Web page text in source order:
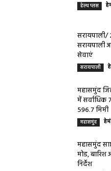
हेल्थ प्लस
सरायपाली
सेवाएं
सरायपाली
महासमुंद
में सर्वाधिक
596.7 मिमी
महासमुंद
महासमुंद
मोड,
निर्देश